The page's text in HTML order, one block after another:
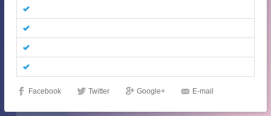
Facebook Twitter Google+ E-mail